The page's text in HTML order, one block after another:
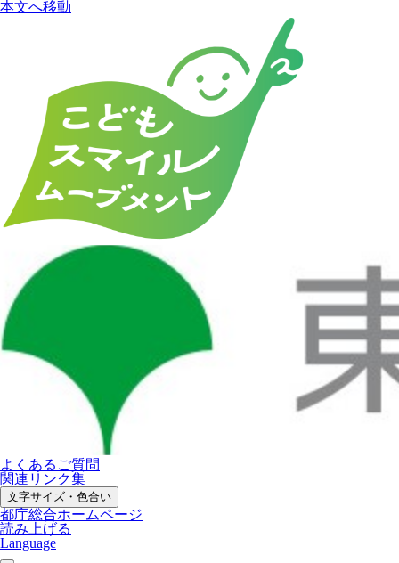
本文へ移動
よくあるご質問
関連リンク集
文字サイズ・色合い
都庁総合ホームページ
読み上げる
Language